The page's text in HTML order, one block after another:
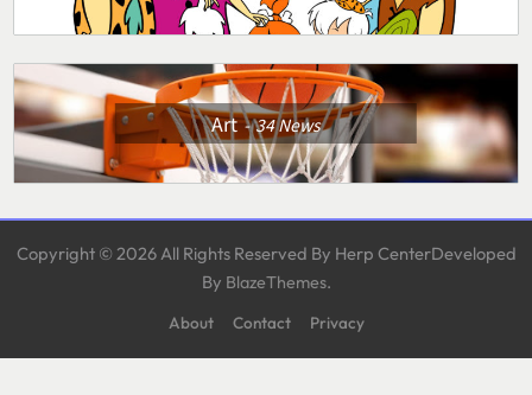
Art 34News
Copyright © 2026 All Rights Reserved By Herp CenterDeveloped
By BlazeThemes.
About Contact Privacy